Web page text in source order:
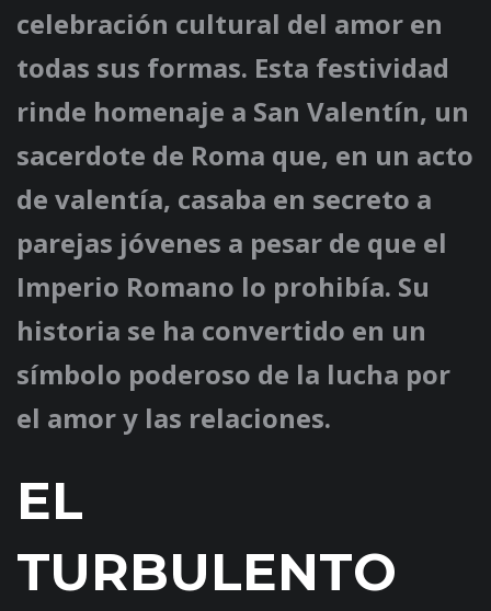
celebración cultural del amor en
todas sus formas. Esta festividad
rinde homenaje a San Valentín, un
sacerdote de Roma que, en un acto
de valentía, casaba en secreto a
parejas jóvenes a pesar de que el
Imperio Romano lo prohibía. Su
historia se ha convertido en un
símbolo poderoso de la lucha por
el amor y las relaciones.
EL
TURBULENTO